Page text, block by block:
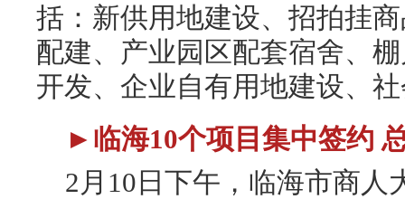
括：新供用地建设、招拍挂
配建、产业园区配套宿舍、
开发、企业自有用地建设、
►临海10个项目集中签约
2月10日下午，临海市商人